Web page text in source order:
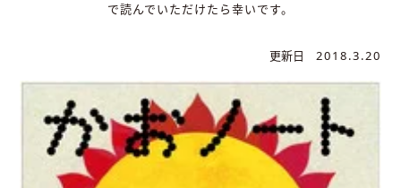
で読んでいただけたら幸いです。
更新日 2018.3.20